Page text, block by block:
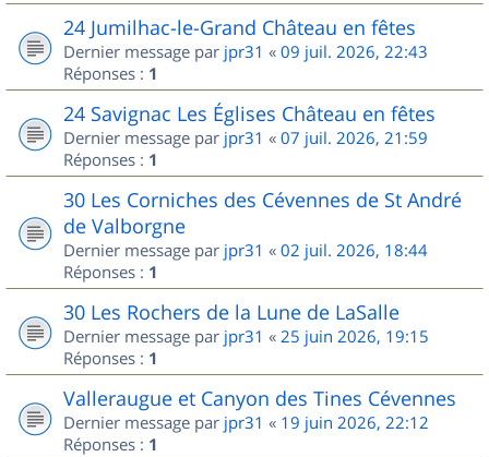
24 Jumilhac-le-Grand Château en fêtes
Dernier message par jpr31 « 09 juil. 2026, 22:43
Réponses : 1
24 Savignac Les Églises Château en fêtes
Dernier message par jpr31 « 07 juil. 2026, 21:59
Réponses : 1
30 Les Corniches des Cévennes de St André
de Valborgne
Dernier message par jpr31 « 02 juil. 2026, 18:44
Réponses : 1
30 Les Rochers de la Lune de LaSalle
Dernier message par jpr31 « 25 juin 2026, 19:15
Réponses : 1
Valleraugue et Canyon des Tines Cévennes
Dernier message par jpr31 « 19 juin 2026, 22:12
Réponses : 1